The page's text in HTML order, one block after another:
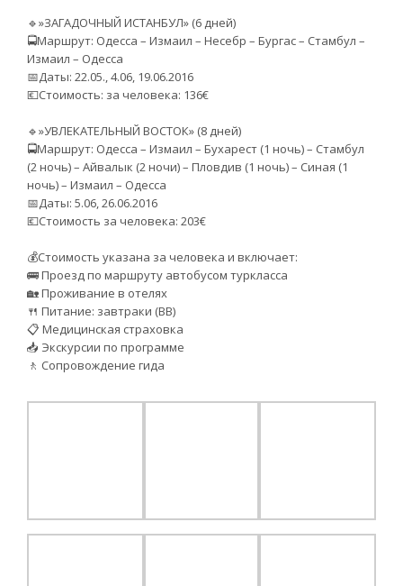
🔹»ЗАГАДОЧНЫЙ ИСТАНБУЛ» (6 дней)
🚍Маршрут: Одесса – Измаил – Несебр – Бургас – Стамбул –
Измаил – Одесса
📅Даты: 22.05., 4.06, 19.06.2016
💶Стоимость: за человека: 136€
🔹»УВЛЕКАТЕЛЬНЫЙ ВОСТОК» (8 дней)
🚍Маршрут: Одесса – Измаил – Бухарест (1 ночь) – Стамбул
(2 ночь) – Айвалык (2 ночи) – Пловдив (1 ночь) – Синая (1
ночь) – Измаил – Одесса
📅Даты: 5.06, 26.06.2016
💶Стоимость за человека: 203€
💰Стоимость указана за человека и включает:
🚌 Проезд по маршруту автобусом туркласса
🏡 Проживание в отелях
🍴 Питание: завтраки (ВВ)
📋 Медицинская страховка
📥 Экскурсии по программе
🚶 Сопровождение гида